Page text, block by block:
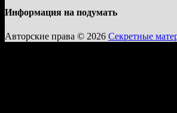
Информация на подумать
Авторские права © 2026 Секретные